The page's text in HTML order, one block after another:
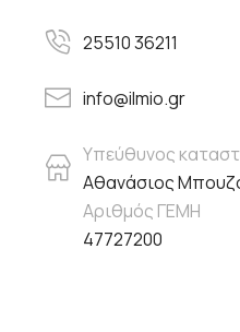
25510 36211
info@ilmio.gr
Υπεύθυνος
Αθανάσιος
Αριθμός ΓΕΜΗ
47727200